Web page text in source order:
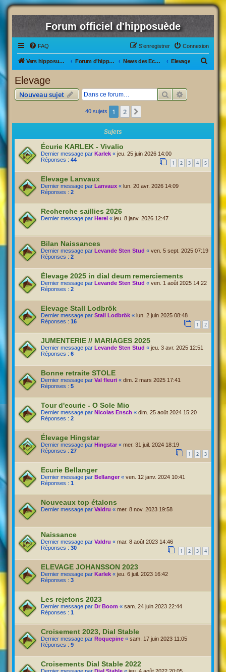
Forum officiel d'hipposuède
FAQ Connexion
S’enregistrer
Vers hipposuède, le jeu ! Forum d'hipposuède News des Ecuries Elevage
r
Elevage
Nouveau sujet RechercherRecherche
40 sujets 1 2
Sujets
Écurie KARLEK - Vivalio
Dernier message par Karlek « jeu. 25 juin 2026 14:00
Réponses : 44 1 2 3 4 5
Elevage Lanvaux
Dernier message par Lanvaux « lun. 20 avr. 2026 14:09
Réponses : 2
Recherche saillies 2026
Dernier message par Herel « jeu. 8 janv. 2026 12:47
Bilan Naissances
Dernier message par Levande Sten Stud « ven. 5 sept. 2025 07:19
Réponses : 2
Élevage 2025 in dial deum remerciements
Dernier message par Levande Sten Stud « ven. 1 août 2025 14:22
Réponses : 2
Elevage Stall Lodbrök
Dernier message par Stall Lodbrök « lun. 2 juin 2025 08:48
Réponses : 16 1 2
JUMENTERIE // MARIAGES 2025
Dernier message par Levande Sten Stud « jeu. 3 avr. 2025 12:51
Réponses : 6
Bonne retraite STOLE
Dernier message par Val fleuri « dim. 2 mars 2025 17:41
Réponses : 5
Tour d'ecurie - O Sole Mio
Dernier message par Nicolas Ensch « dim. 25 août 2024 15:20
Réponses : 2
Élevage Hingstar
Dernier message par Hingstar « mer. 31 juil. 2024 18:19
Réponses : 27 1 2 3
Ecurie Bellanger
Dernier message par Bellanger « ven. 12 janv. 2024 10:41
Réponses : 1
Nouveaux top étalons
Dernier message par Valdru « mer. 8 nov. 2023 19:58
Naissance
Dernier message par Valdru « mar. 8 août 2023 14:46
Réponses : 30 1 2 3 4
ELEVAGE JOHANSSON 2023
Dernier message par Karlek « jeu. 6 juil. 2023 16:42
Réponses : 3
Les rejetons 2023
Dernier message par Dr Boom « sam. 24 juin 2023 22:44
Réponses : 1
Croisement 2023, Dial Stable
Dernier message par Roquepine « sam. 17 juin 2023 11:05
Réponses : 9
Croisements Dial Stable 2022